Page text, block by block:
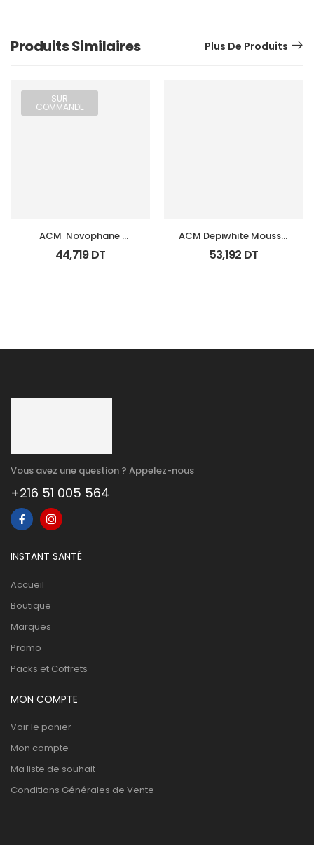
Produits Similaires Plus De Produits
SUR
COMMANDE
ACM  Novophane
Shampooing Ds Fl 125Ml
44,719DT
ACM Depiwhite Mousse
Nettoyante Eclairciss
200Ml
53,192 DT
Vous avez une question ? Appelez-nous
+216 51 005 564
INSTANT SANTÉ
Accueil
Boutique
Marques
Promo
Packs et Coffrets
MON COMPTE
Voir le panier
Mon compte
Ma liste de souhait
Conditions Générales de Vente